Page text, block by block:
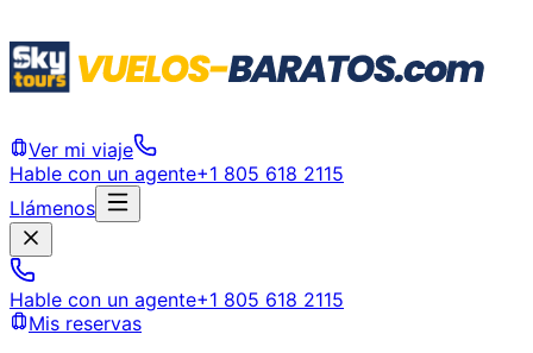
Ver mi viaje
Hable con un agente+1 805 618 2115
Llámenos
Hable con un agente+1 805 618 2115
Mis reservas